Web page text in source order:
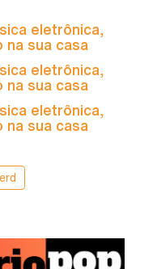
eletrônica,
sua casa
eletrônica,
sua casa
eletrônica,
sua casa